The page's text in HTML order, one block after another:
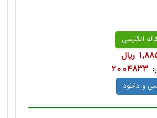
انگلیسی
ریال
2004833
و دانلود